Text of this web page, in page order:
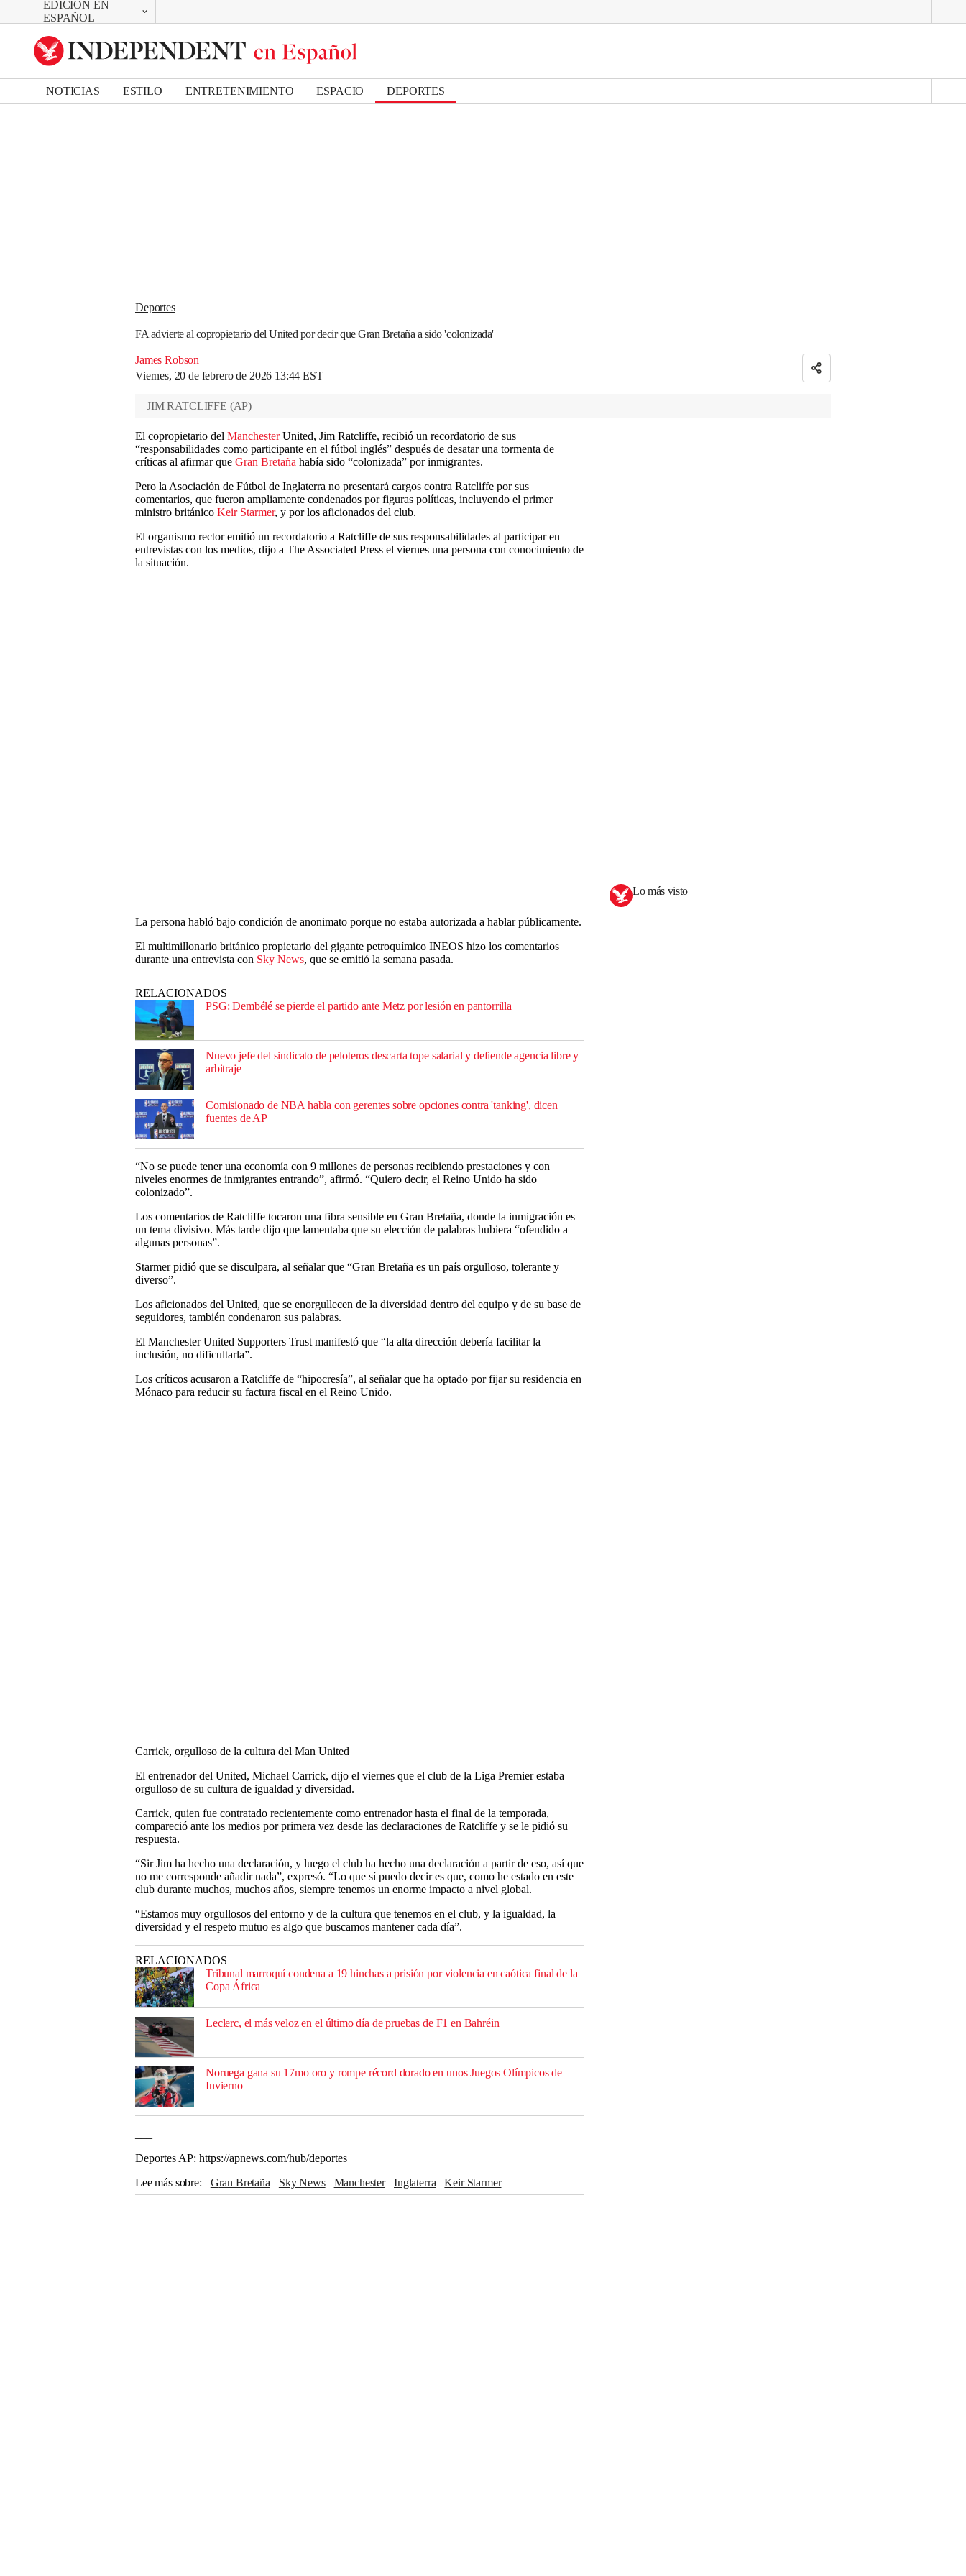
EDICIÓN EN
ESPAÑOL
CAMBIAR
UK Edition
US Edition
NOTICIAS ESTILO ENTRETENIMIENTO ESPACIO DEPORTES
Deportes
FA advierte al copropietario del United por decir que Gran Bretaña a sido 'colonizada'
James Robson
Viernes, 20 de febrero de 2026 13:44 EST
Bookmark popover
Removed from bookmarks
Close popover
JIM RATCLIFFE (AP)
El copropietario del ManchesterUnited, Jim Ratcliffe, recibió un recordatorio de sus
“responsabilidades como participante en el fútbol inglés” después de desatar una tormenta de
críticas al afirmar que Gran Bretaña había sido “colonizada” por inmigrantes.
Pero la Asociación de Fútbol de Inglaterra no presentará cargos contra Ratcliffe por sus
comentarios, que fueron ampliamente condenados por figuras políticas, incluyendo el primer
ministro británico Keir Starmer, y por los aficionados del club.
El organismo rector emitió un recordatorio a Ratcliffe de sus responsabilidades al participar en
entrevistas con los medios, dijo a The Associated Press el viernes una persona con conocimiento de
la situación.
La persona habló bajo condición de anonimato porque no estaba autorizada a hablar públicamente.
El multimillonario británico propietario del gigante petroquímico INEOS hizo los comentarios
durante una entrevista con Sky News, que se emitió la semana pasada.
RELACIONADOS
PSG: Dembélé se pierde el partido ante Metz por lesión en pantorrilla
Nuevo jefe del sindicato de peloteros descarta tope salarial y defiende agencia libre y
arbitraje
Comisionado de NBA habla con gerentes sobre opciones contra 'tanking', dicen
fuentes de AP
“No se puede tener una economía con 9 millones de personas recibiendo prestaciones y con
niveles enormes de inmigrantes entrando”, afirmó. “Quiero decir, el Reino Unido ha sido
colonizado”.
Los comentarios de Ratcliffe tocaron una fibra sensible en Gran Bretaña, donde la inmigración es
un tema divisivo. Más tarde dijo que lamentaba que su elección de palabras hubiera “ofendido a
algunas personas”.
Starmer pidió que se disculpara, al señalar que “Gran Bretaña es un país orgulloso, tolerante y
diverso”.
Los aficionados del United, que se enorgullecen de la diversidad dentro del equipo y de su base de
seguidores, también condenaron sus palabras.
El Manchester United Supporters Trust manifestó que “la alta dirección debería facilitar la
inclusión, no dificultarla”.
Los críticos acusaron a Ratcliffe de “hipocresía”, al señalar que ha optado por fijar su residencia en
Mónaco para reducir su factura fiscal en el Reino Unido.
Carrick, orgulloso de la cultura del Man United
El entrenador del United, Michael Carrick, dijo el viernes que el club de la Liga Premier estaba
orgulloso de su cultura de igualdad y diversidad.
Carrick, quien fue contratado recientemente como entrenador hasta el final de la temporada,
compareció ante los medios por primera vez desde las declaraciones de Ratcliffe y se le pidió su
respuesta.
“Sir Jim ha hecho una declaración, y luego el club ha hecho una declaración a partir de eso, así que
no me corresponde añadir nada”, expresó. “Lo que sí puedo decir es que, como he estado en este
club durante muchos, muchos años, siempre tenemos un enorme impacto a nivel global.
“Estamos muy orgullosos del entorno y de la cultura que tenemos en el club, y la igualdad, la
diversidad y el respeto mutuo es algo que buscamos mantener cada día”.
RELACIONADOS
Tribunal marroquí condena a 19 hinchas a prisión por violencia en caótica final de la
Copa África
Leclerc, el más veloz en el último día de pruebas de F1 en Bahréin
Noruega gana su 17mo oro y rompe récord dorado en unos Juegos Olímpicos de
Invierno
Deportes AP: https://apnews.com/hub/deportes
Lee más sobre
Gran Bretaña Sky News Manchester Inglaterra
Keir Starmer
The Associated Press
Mónaco
Lo más visto